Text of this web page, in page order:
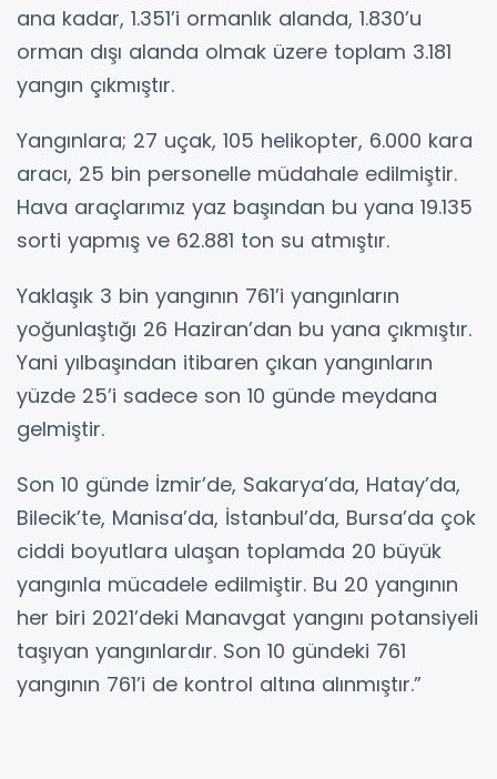
ana kadar, 1.351’i ormanlık alanda, 1.830’u
orman dışı alanda olmak üzere toplam 3.181
yangın çıkmıştır.
Yangınlara; 27 uçak, 105 helikopter, 6.000 kara
aracı, 25 bin personelle müdahale edilmiştir.
Hava araçlarımız yaz başından bu yana 19.135
sorti yapmış ve 62.881 ton su atmıştır.
Yaklaşık 3 bin yangının 761’i yangınların
yoğunlaştığı 26 Haziran’dan bu yana çıkmıştır.
Yani yılbaşından itibaren çıkan yangınların
yüzde 25’i sadece son 10 günde meydana
gelmiştir.
Son 10 günde İzmir’de, Sakarya’da, Hatay’da,
Bilecik’te, Manisa’da, İstanbul’da, Bursa’da çok
ciddi boyutlara ulaşan toplamda 20 büyük
yangınla mücadele edilmiştir. Bu 20 yangının
her biri 2021’deki Manavgat yangını potansiyeli
taşıyan yangınlardır. Son 10 gündeki 761
yangının 761’i de kontrol altına alınmıştır.”